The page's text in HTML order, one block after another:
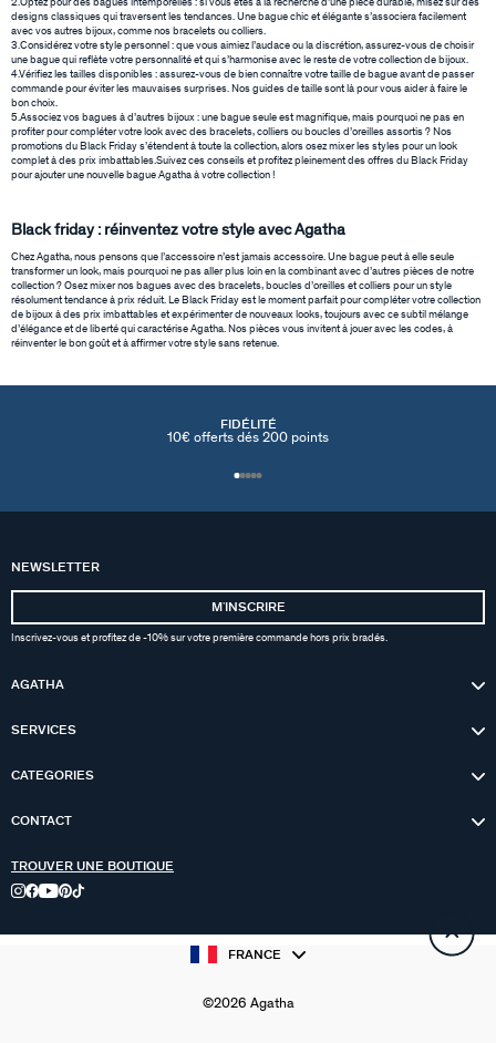
2.Optez pour des bagues intemporelles : si vous êtes à la recherche d’une pièce durable, misez sur des
designs classiques qui traversent les tendances. Une bague chic et élégante s’associera facilement
avec vos autres bijoux, comme nos bracelets ou colliers.
3.Considérez votre style personnel : que vous aimiez l’audace ou la discrétion, assurez-vous de choisir
une bague qui reflète votre personnalité et qui s’harmonise avec le reste de votre collection de bijoux.
4.Vérifiez les tailles disponibles : assurez-vous de bien connaître votre taille de bague avant de passer
commande pour éviter les mauvaises surprises. Nos guides de taille sont là pour vous aider à faire le
bon choix.
5.Associez vos bagues à d’autres bijoux : une bague seule est magnifique, mais pourquoi ne pas en
profiter pour compléter votre look avec des bracelets, colliers ou boucles d’oreilles assortis ? Nos
promotions du Black Friday s’étendent à toute la collection, alors osez mixer les styles pour un look
complet à des prix imbattables.Suivez ces conseils et profitez pleinement des offres du Black Friday
pour ajouter une nouvelle bague Agatha à votre collection !
Black friday : réinventez votre style avec Agatha
Chez Agatha, nous pensons que l’accessoire n’est jamais accessoire. Une bague peut à elle seule
transformer un look, mais pourquoi ne pas aller plus loin en la combinant avec d’autres pièces de notre
collection ? Osez mixer nos bagues avec des bracelets, boucles d’oreilles et colliers pour un style
résolument tendance à prix réduit. Le Black Friday est le moment parfait pour compléter votre collection
de bijoux à des prix imbattables et expérimenter de nouveaux looks, toujours avec ce subtil mélange
d’élégance et de liberté qui caractérise Agatha. Nos pièces vous invitent à jouer avec les codes, à
réinventer le bon goût et à affirmer votre style sans retenue.
FIDÉLITÉ
10€ offerts dés 200 points
NEWSLETTER
MʼINSCRIRE
Inscrivez-vous et profitez de -10% sur votre première commande hors prix bradés.
AGATHA
SERVICES
CATEGORIES
CONTACT
TROUVER UNE BOUTIQUE
FRANCE
©2026 Agatha